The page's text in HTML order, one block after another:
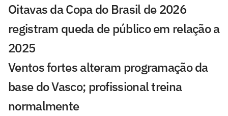
Oitavas da Copa do Brasil de 2026
registram queda de público em relação a
2025
Ventos fortes alteram programação da
base do Vasco; profissional treina
normalmente